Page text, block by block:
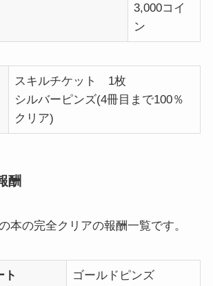
3,000コイ
ン
スキルチケット 1枚
シルバーピンズ(4冊目まで100％
クリア)
酬
本の完全クリアの報酬一覧です。
ト ゴールドピンズ